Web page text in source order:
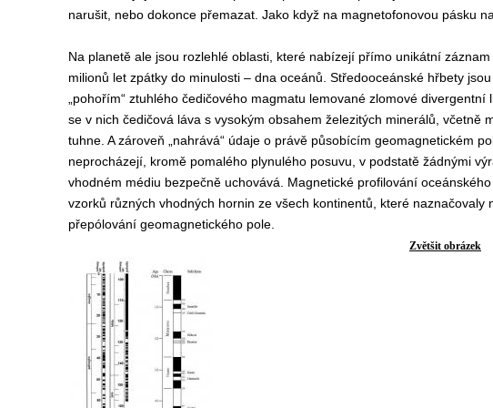
narušit, nebo dokonce přemazat. Jako když na magnetofonovou pásku
Na planetě ale jsou rozlehlé oblasti, které nabízejí přímo unikátní
milionů let zpátky do minulosti – dna oceánů. Středooceánské hřbety
„pohořím“ ztuhlého čedičového magmatu lemované zlomové
se v nich čedičová láva s vysokým obsahem železitých minerálů, včetně
tuhne. A zároveň „nahrává“ údaje o právě působícím geomagnetickém
neprocházejí, kromě pomalého plynulého posuvu, v podstatě žádnými
vhodném médiu bezpečně uchovává. Magnetické profilování
vzorků různých vhodných hornin ze všech kontinentů, které
přepólování geomagnetického pole.
Zvětšit obrázek